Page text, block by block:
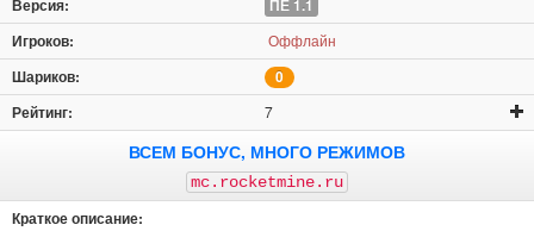
ПЕ 1.1
Оффлайн
0
7
ВСЕМ БОНУС, МНОГО РЕЖИМОВ
mc.rocketmine.ru